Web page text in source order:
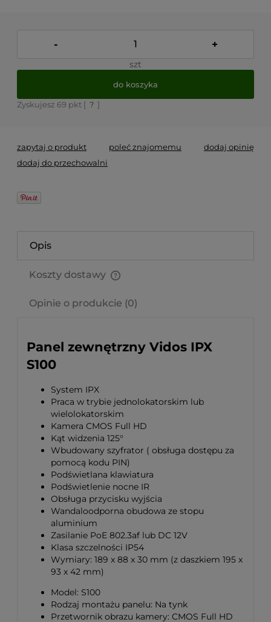
- +
szt
do koszyka
Zyskujesz 69 pkt [ ? ]
zapytaj o produkt poleć znajomemu
dodaj opinię
dodaj do przechowalni
Opis
Koszty dostawy
Opinie o produkcie (0)
Panel zewnętrzny Vidos IPX
S100
System IPX
Praca w trybie jednolokatorskim lub
wielolokatorskim
Kamera CMOS Full HD
Kąt widzenia 125°
Wbudowany szyfrator ( obsługa dostępu za
pomocą kodu PIN)
Podświetlana klawiatura
Podświetlenie nocne IR
Obsługa przycisku wyjścia
Wandaloodporna obudowa ze stopu
aluminium
Zasilanie PoE 802.3af lub DC 12V
Klasa szczelności IP54
Wymiary: 189 x 88 x 30 mm (z daszkiem 195 x
93 x 42 mm)
Model: S100
Rodzaj montażu panelu: Na tynk
Przetwornik obrazu kamery: CMOS Full HD